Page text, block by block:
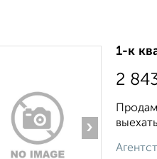
›
1-к
2
Продам